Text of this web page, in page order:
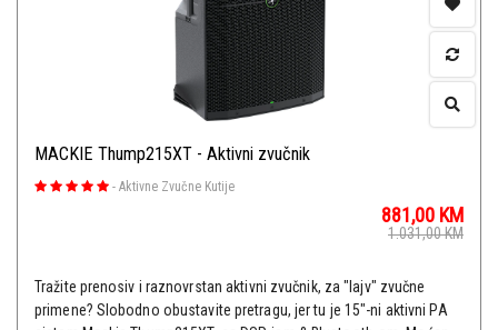
MACKIE Thump215XT - Aktivni zvučnik
- Aktivne Zvučne Kutije
881,00 KM
1.031,00KM
Tražite prenosiv i raznovrstan aktivni zvučnik, za "lajv" zvučne
primene? Slobodno obustavite pretragu, jer tu je 15"-ni aktivni PA